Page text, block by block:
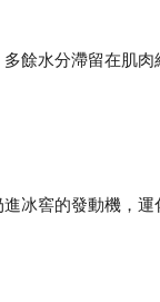
餘水分滯留在肌
冰窖的發動機，